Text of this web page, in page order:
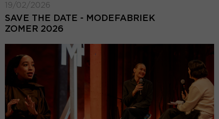
19/02/2026
SAVE THE DATE - MODEFABRIEK
ZOMER 2026